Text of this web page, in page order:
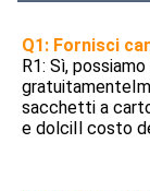
Q1: Fornisci
R1: Sì,
gratuitamente
sacchetti a
e dolciIl costo